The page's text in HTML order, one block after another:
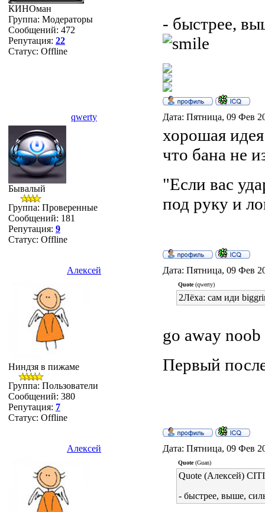
КИНОман
Группа: Модераторы
Сообщений: 472
Репутация: 22
Статус: Offline
- быстрее,
qwerty Дата: Пятница, 09 Фев
Бывалый
Группа: Проверенные
Сообщений: 181
Репутация: 9
Статус: Offline
хорошая
что бана не
"Если вас
под руку и
Алексей Дата: Пятница, 09 Фев
Ниндзя в пижаме
Группа: Пользователи
Сообщений: 380
Репутация: 7
Статус: Offline
Quote(qwerty)
2Лёха: сам иди
go away
Первый
Алексей Дата: Пятница, 09 Фев
Quote(Guan)
Quote (Алексей)
- быстрее, выше,